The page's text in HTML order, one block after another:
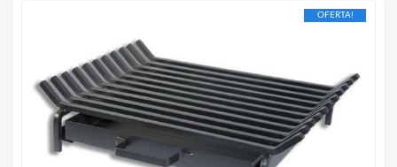
OFERTA!